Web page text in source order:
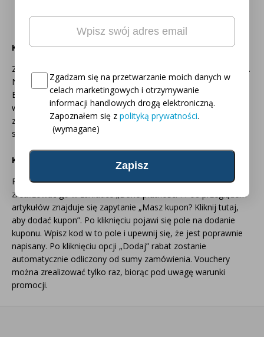
Koszty wysyłki
Za przesyłkę na terenie Polski pobieramy 27 zł za zamówienie.
Należy pamiętać, że nie będzie dostaw w niedziele i święta.
Bezpłatna dostawa już od 649 zł. Czas realizacji zamówienia
wynosi 3 dni robocze. Dostawcą jest firma DPD. W przypadku
zamówienia do godziny 12:00 towar zostanie wysłany tego
samego dnia (pod warunkiem zaksięgowania wpłaty).
Kody rabatowe i kupony
Po otrzymaniu kodu rabatowego możesz szybko i łatwo
zrealizować go w zakładce „Dane płatności”. Pod przeglądem
artykułów znajduje się zapytanie „Masz kupon? Kliknij tutaj,
aby dodać kupon”. Po kliknięciu pojawi się pole na dodanie
kuponu. Wpisz kod w to pole i upewnij się, że jest poprawnie
napisany. Po kliknięciu opcji „Dodaj” rabat zostanie
automatycznie odliczony od sumy zamówienia. Vouchery
można zrealizować tylko raz, biorąc pod uwagę warunki
promocji.
Email
Consent (wymagane)
Zgadzam się na przetwarzanie moich danych w
celach marketingowych i otrzymywanie
informacji handlowych drogą elektroniczną.
Zapoznałem się z polityką prywatności.
(wymagane)
Oto Twój kod zniżkowy na